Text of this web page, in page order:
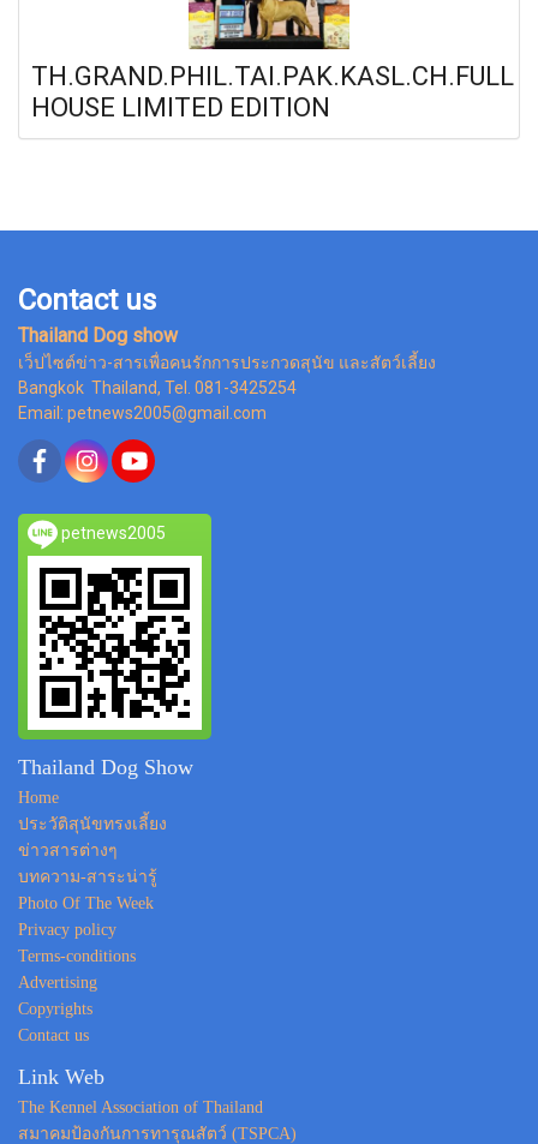
TH.GRAND.PHIL.TAI.PAK.KASL.CH.FULL
HOUSE LIMITED EDITION
Contact us
Thailand Dog show
เว็ปไซต์ข่าว-สารเพื่อคนรักการประกวดสุนัข และสัตว์เลี้ยง
Bangkok Thailand, Tel. 081-3425254
Email: petnews2005@gmail.com
petnews2005
Thailand Dog Show
Home
ประวัติสุนัขทรงเลี้ยง
ข่าวสารต่างๆ
บทความ-สาระน่ารู้
Photo Of The Week
Privacy policy
Terms-conditions
Advertising
Copyrights
Contact us
Link Web
The Kennel Association of Thailand
สมาคมป้องกันการทารุณสัตว์ (TSPCA)